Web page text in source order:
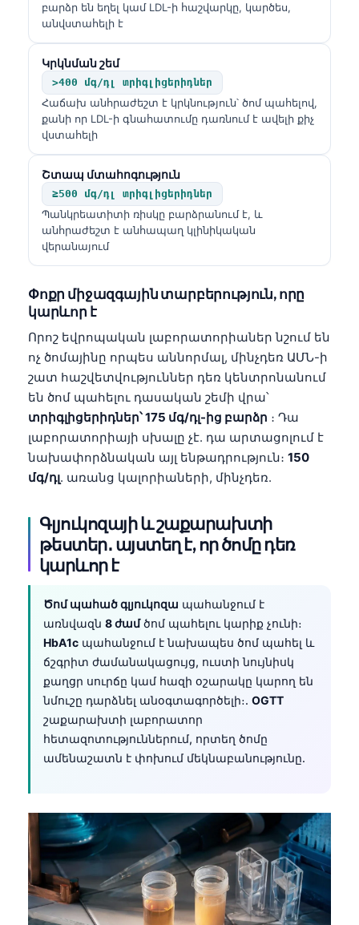
բարձր են եղել կամ LDL-ի հաշվարկը, կարծես,
անվստահելի է
Կրկնման շեմ
>400 մգ/դլ տրիգլիցերիդներ
Հաճախ անհրաժեշտ է կրկնություն՝ ծոմ պահելով,
քանի որ LDL-ի գնահատումը դառնում է ավելի քիչ
վստահելի
Շտապ մտահոգություն
≥500 մգ/դլ տրիգլիցերիդներ
Պանկրեատիտի ռիսկը բարձրանում է, և
անհրաժեշտ է անհապաղ կլինիկական
վերանայում
Փոքր միջազգային տարբերություն, որը
կարևոր է
Որոշ եվրոպական լաբորատորիաներ նշում են
ոչ ծոմայինը որպես աննորմալ, մինչդեռ ԱՄՆ-ի
շատ հաշվետվություններ դեռ կենտրոնանում
են ծոմ պահելու դասական շեմի վրա՝
տրիգլիցերիդներ՝ 175 մգ/դլ-ից բարձր ։ Դա
լաբորատորիայի սխալը չէ. դա արտացոլում է
նախափորձնական այլ ենթադրություն։ 150
մգ/դլ. առանց կալորիաների, մինչդեռ.
Գլյուկոզայի և շաքարախտի
թեստեր․ այստեղ է, որ ծոմը դեռ
կարևոր է
Ծոմ պահած գլյուկոզա պահանջում է
առնվազն 8 ժամծոմ պահելու կարիք չունի։
HbA1c պահանջում է նախապես ծոմ պահել և
ճշգրիտ ժամանակացույց, ուստի նույնիսկ
քաղցր սուրճը կամ հազի օշարակը կարող են
նմուշը դարձնել անօգտագործելի։. OGTT
շաքարախտի լաբորատոր
հետազոտություններում, որտեղ ծոմը
ամենաշատն է փոխում մեկնաբանությունը.